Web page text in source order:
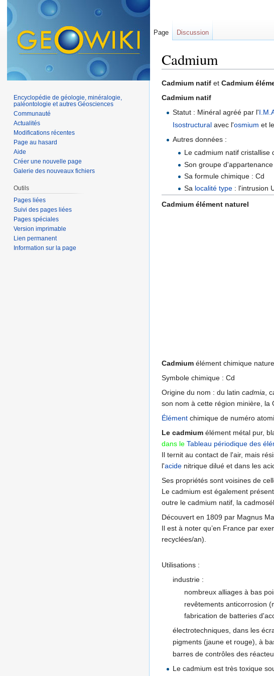
Cadmium
Cadmium natif et Cadmium
Cadmium natif
Statut : Minéral agréé par l'
Isostructural avec l'osmium et
Autres données :
Le cadmium natif cristallise
Son groupe d'appartenance
Sa formule chimique : Cd
Sa localité type: l'intrusion
Cadmium élément naturel
Cadmium élément chimique
Symbole chimique : Cd
Origine du nom : du latin cadmia,
son nom à cette région minière, la
Élément chimique de numéro
Le cadmium élément métal pur,
dans le Tableau périodique des
Il ternit au contact de l'air, mais
l'acide nitrique dilué et dans les
Ses propriétés sont voisines de
Le cadmium est également
outre le cadmium natif, la
Découvert en 1809 par Magnus
Il est à noter qu’en France par
recyclées/an).
Utilisations :
industrie :
nombreux alliages à bas
revêtements anticorrosion
fabrication de batteries
électrotechniques, dans les
pigments (jaune et rouge), à
barres de contrôles des
Le cadmium est très toxique
Page Discussion
Encyclopédie de géologie, minéralogie,
paléontologie et autres Géosciences
Communauté
Actualités
Modifications récentes
Page au hasard
Aide
Créer une nouvelle page
Galerie des nouveaux fichiers
Outils
Pages liées
Suivi des pages liées
Pages spéciales
Version imprimable
Lien permanent
Information sur la page